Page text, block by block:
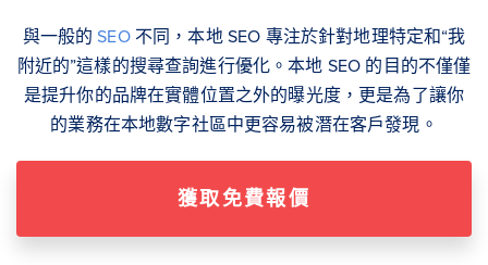
與一般的SEO不同，本地 SEO 專注於針對地理特定和“我
附近的”這樣的搜尋查詢進行優化。本地 SEO 的目的不僅僅
是提升你的品牌在實體位置之外的曝光度，更是為了讓你
的業務在本地數字社區中更容易被潛在客戶發現。
獲取免費報價